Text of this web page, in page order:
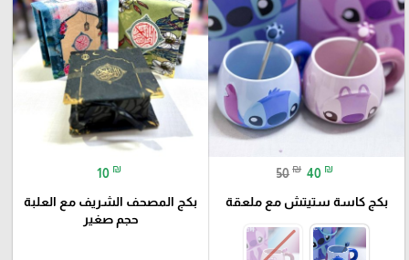
50 ₪ 40 ₪
بكج كاسة ستيتش مع ملعقة
10 ₪
بكج المصحف الشريف مع العلبة
حجم صغير